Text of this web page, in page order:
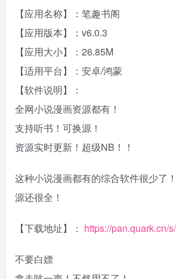
【应用名称】：笔趣书阁
【应用版本】：v6.0.3
【应用大小】：26.85M
【适用平台】：安卓/鸿蒙
【软件说明】：
全网小说漫画资源都有！
支持听书！可换源！
资源实时更新！超级NB！！
这种小说漫画都有的综合软件很少了
源还很全！
【下载地址】： https://pan.quark.cn/
不要白嫖